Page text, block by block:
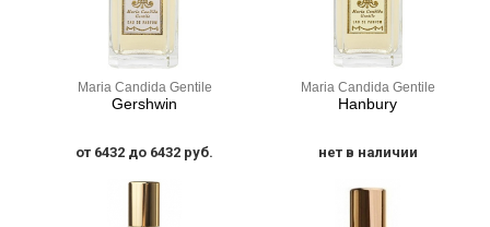
Maria Candida Gentile
Gershwin
от 6432 до 6432 руб.
Maria Candida Gentile
Hanbury
нет в наличии